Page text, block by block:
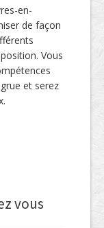
en-
de façon
Vous
et serez
vous